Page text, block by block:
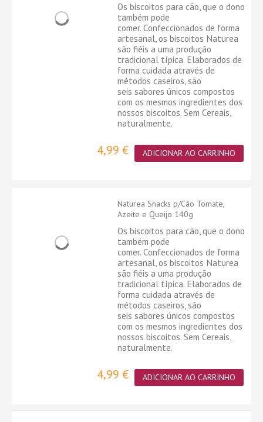
Os biscoitos para cão, que o dono
também pode
comer. Confeccionados de forma
artesanal, os biscoitos Naturea
são fiéis a uma produção
tradicional típica. Elaborados de
forma cuidada através de
métodos caseiros, são
seis sabores únicos compostos
com os mesmos ingredientes dos
nossos biscoitos. Sem Cereais,
naturalmente.
4,99 € ADICIONAR AO CARRINHO
Naturea Snacks p/Cão Tomate,
Azeite e Queijo 140g
Os biscoitos para cão, que o dono
também pode
comer. Confeccionados de forma
artesanal, os biscoitos Naturea
são fiéis a uma produção
tradicional típica. Elaborados de
forma cuidada através de
métodos caseiros, são
seis sabores únicos compostos
com os mesmos ingredientes dos
nossos biscoitos. Sem Cereais,
naturalmente.
4,99 € ADICIONAR AO CARRINHO